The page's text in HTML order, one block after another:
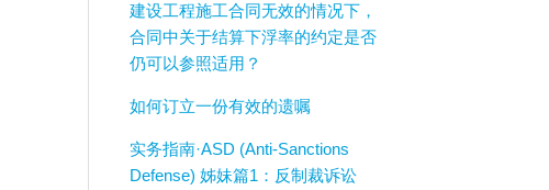
建设工程施工合同无效的情况下，
合同中关于结算下浮率的约定是否
仍可以参照适用？
如何订立一份有效的遗嘱
实务指南·ASD (Anti-Sanctions
Defense) 姊妹篇1：反制裁诉讼